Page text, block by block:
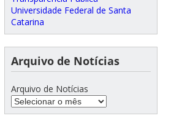
Universidade Federal de Santa
Catarina
Arquivo de Notícias
Arquivo de Notícias